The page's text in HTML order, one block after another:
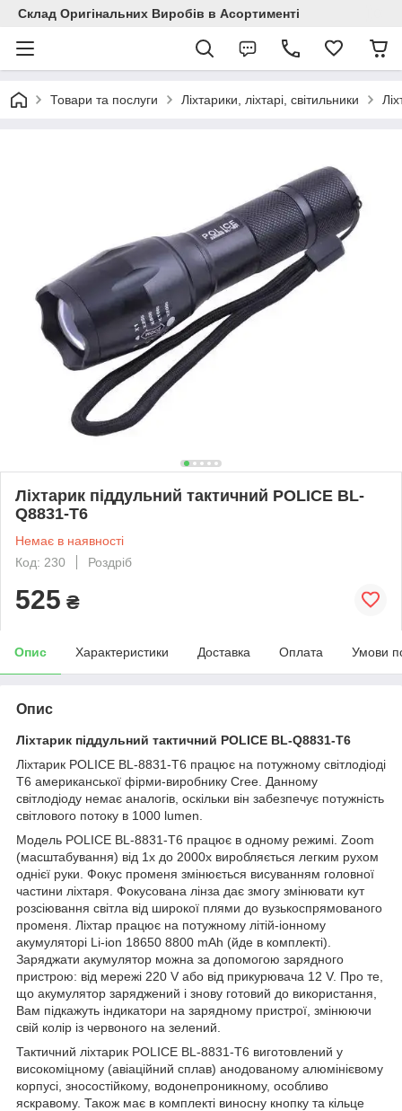
Склад Оригінальних Виробів в Асортименті
Товари та послуги Ліхтарики, ліхтарі, світильники
Ліхтарик піддульний тактичний POLICE BL-
Q8831-T6
Немає в наявності
Код: 230
Роздріб
525 ₴
Опис Характеристики Доставка Оплата Умови
Опис
Ліхтарик піддульний тактичний POLICE BL-Q8831-T6
Ліхтарик POLICE BL-8831-T6 працює на потужному світлодіоді
T6 американської фірми-виробнику Cree. Данному
світлодіоду немає аналогів, оскільки він забезпечує потужність
світлового потоку в 1000 lumen.
Модель POLICE BL-8831-T6 працює в одному режимі. Zoom
(масштабування) від 1x до 2000х виробляється легким рухом
однієї руки. Фокус променя змінюється висуванням головної
частини ліхтаря. Фокусована лінза дає змогу змінювати кут
розсіювання світла від широкої плями до вузькоспрямованого
променя. Ліхтар працює на потужному літій-іонному
акумуляторі Li-ion 18650 8800 mAh (йде в комплекті).
Заряджати акумулятор можна за допомогою зарядного
пристрою: від мережі 220 V або від прикурювача 12 V. Про те,
що акумулятор заряджений і знову готовий до використання,
Вам підкажуть індикатори на зарядному пристрої, змінюючи
свій колір із червоного на зелений.
Тактичний ліхтарик POLICE BL-8831-T6 виготовлений у
високоміцному (авіаційний сплав) анодованому алюмінієвому
корпусі, зносостійкому, водонепроникному, особливо
яскравому. Також має в комплекті виносну кнопку та кільце